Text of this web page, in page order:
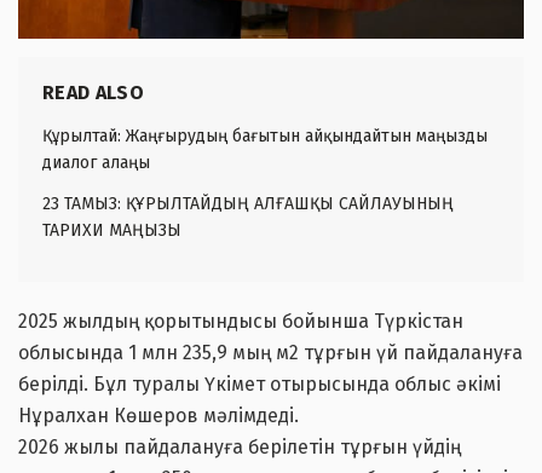
READ ALSO
Құрылтай: Жаңғырудың бағытын айқындайтын маңызды
диалог алаңы
23 ТАМЫЗ: ҚҰРЫЛТАЙДЫҢ АЛҒАШҚЫ САЙЛАУЫНЫҢ
ТАРИХИ МАҢЫЗЫ
2025 жылдың қорытындысы бойынша Түркістан
облысында 1 млн 235,9 мың м2 тұрғын үй пайдалануға
берілді. Бұл туралы Үкімет отырысында облыс әкімі
Нұралхан Көшеров мәлімдеді.
2026 жылы пайдалануға берілетін тұрғын үйдің